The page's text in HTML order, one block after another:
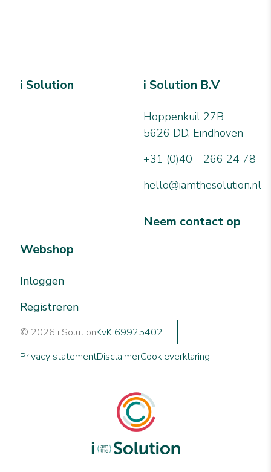
i Solution i Solution B.V
Hoppenkuil 27B
5626 DD, Eindhoven
+31 (0)40 - 266 24 78
hello@iamthesolution.nl
Neem contact op
Webshop
Inloggen
Registreren
© 2026 i SolutionKvK 69925402
Privacy statementDisclaimerCookieverklaring